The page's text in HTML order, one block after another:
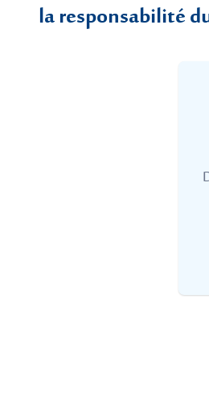
la responsabilité